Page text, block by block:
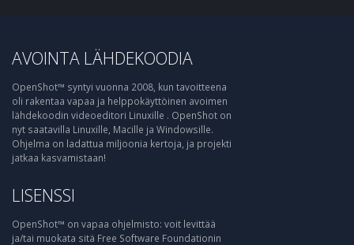
AVOINTA LÄHDEKOODIA
OpenShot™ syntyi vuonna 2008, kun tavoitteena
oli rakentaa vapaa ja helppokäyttöinen avoimen
lähdekoodin videoeditori Linuxille . OpenShot on
nyt saatavilla Linuxille, Macille ja Windowsille.
Ohjelma on ladattua miljoonia kertoja, ja projekti
jatkaa kasvamistaan!
LISENSSI
OpenShot™ on vapaa ohjelmisto: voit levittää
ja/tai muokata sitä Free Software Foundationin